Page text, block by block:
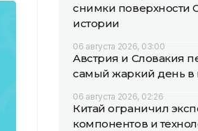
снимки поверхности
истории
06 августа 2026, 03:00
Австрия и Словакия
самый жаркий день в
06 августа 2026, 02:26
Китай ограничил
компонентов и